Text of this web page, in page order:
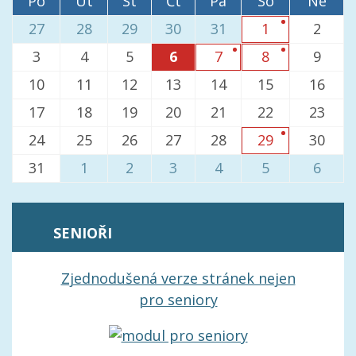
27
28 29 30 31 1
2
3
4 5 6 7 8
9
10
11 12 13 14 15
16
17
18 19 20 21 22
23
24
25 26 27 28 29
30
31
1 2 3 4 5 6
SENIOŘI
Zjednodušená verze stránek nejen
pro seniory